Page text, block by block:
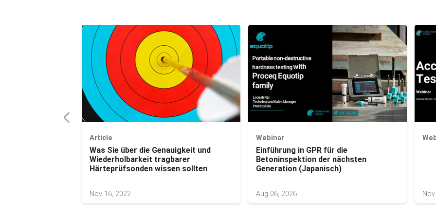
Article
Was Sie über die Genauigkeit und
Wiederholbarkeit tragbarer
Härteprüfsonden wissen sollten
Nov 16, 2022
Webinar
Einführung in GPR für die
Betoninspektion der nächsten
Generation (Japanisch)
Aug 06, 2026